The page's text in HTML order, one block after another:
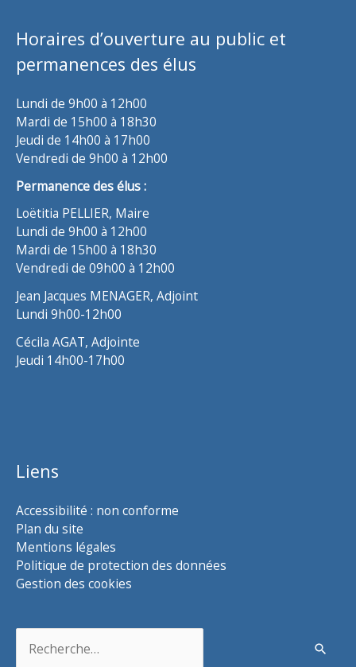
Horaires d’ouverture au public et
permanences des élus
Lundi de 9h00 à 12h00
Mardi de 15h00 à 18h30
Jeudi de 14h00 à 17h00
Vendredi de 9h00 à 12h00
Permanence des élus :
Loëtitia PELLIER, Maire
Lundi de 9h00 à 12h00
Mardi de 15h00 à 18h30
Vendredi de 09h00 à 12h00
Jean Jacques MENAGER, Adjoint
Lundi 9h00-12h00
Cécila AGAT, Adjointe
Jeudi 14h00-17h00
Liens
Accessibilité : non conforme
Plan du site
Mentions légales
Politique de protection des données
Gestion des cookies